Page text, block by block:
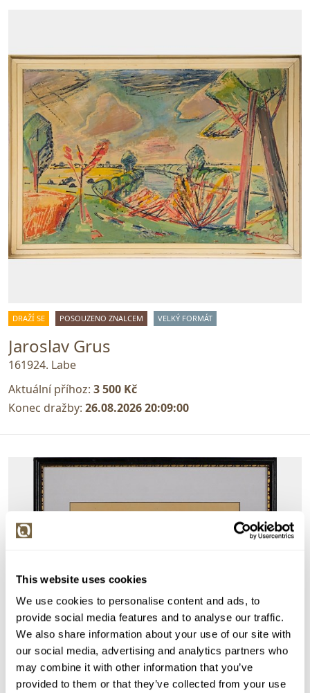
This website uses cookies
We use cookies to personalise content and ads, to
provide social media features and to analyse our traffic.
We also share information about your use of our site with
our social media, advertising and analytics partners who
may combine it with other information that you’ve
provided to them or that they’ve collected from your use
DRAŽÍ SE POSOUZENO ZNALCEM VELKÝ FORMÁT
Jaroslav Grus
161924. Labe
Aktuální příhoz: 3 500 Kč
Konec dražby: 26.08.2026 20:09:00